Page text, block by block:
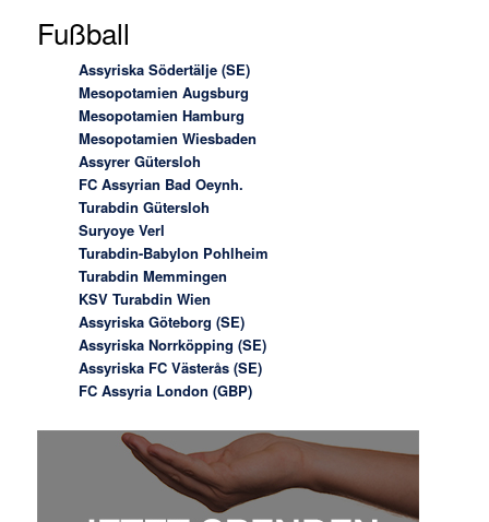
Fußball
Assyriska Södertälje (SE)
Mesopotamien Augsburg
Mesopotamien Hamburg
Mesopotamien Wiesbaden
Assyrer Gütersloh
FC Assyrian Bad Oeynh.
Turabdin Gütersloh
Suryoye Verl
Turabdin-Babylon Pohlheim
Turabdin Memmingen
KSV Turabdin Wien
Assyriska Göteborg (SE)
Assyriska Norrköpping (SE)
Assyriska FC Västerås (SE)
FC Assyria London (GBP)